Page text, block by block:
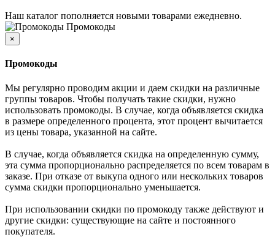
Наш каталог пополняется новыми товарами ежедневно.
Промокоды
×
Промокоды
Мы регулярно проводим акции и даем скидки на различные
группы товаров. Чтобы получать такие скидки, нужно
использовать промокоды. В случае, когда объявляется скидка
в размере определенного процента, этот процент вычитается
из цены товара, указанной на сайте.
В случае, когда объявляется скидка на определенную сумму,
эта сумма пропорционально распределяется по всем товарам в
заказе. При отказе от выкупа одного или нескольких товаров
сумма скидки пропорционально уменьшается.
При использовании скидки по промокоду также действуют и
другие скидки: существующие на сайте и постоянного
покупателя.